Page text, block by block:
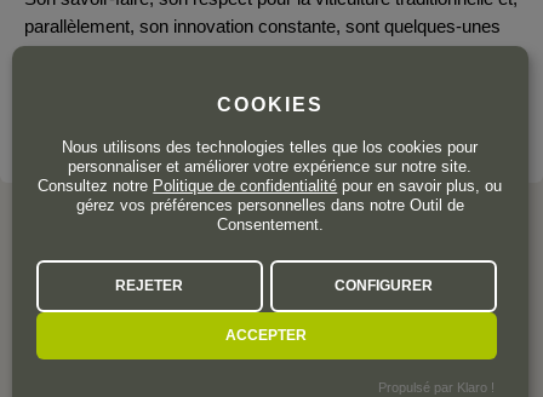
parallèlement, son innovation constante, sont quelques-unes
VOIR LE DOMAINE
L'AVIS DE LA COMMUNAUTÉ
COOKIES
Nous utilisons des technologies telles que los cookies pour
personnaliser et améliorer votre expérience sur notre site.
Consultez notre Politique de confidentialité pour en savoir plus, ou
gérez vos préférences personnelles dans notre Outil de
Consentement.
REJETER CONFIGURER
ACCEPTER
Propulsé par Klaro !